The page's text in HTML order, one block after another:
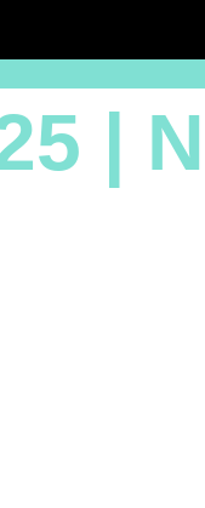
|